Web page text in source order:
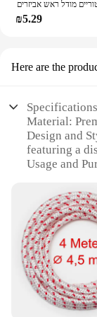
₪5.29
Here are the
Material:
Design and
featuring a
Usage and
efficient
Shape or
ergonomic
Parts and
stability
Features:
The Vikings